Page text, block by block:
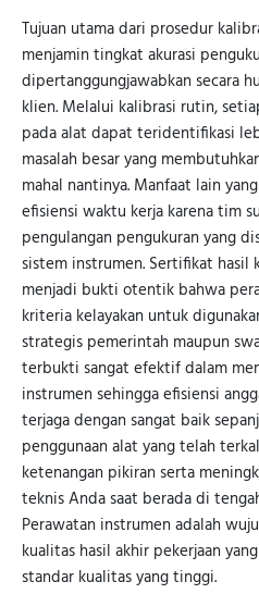
Tujuan utama dari prosedur
menjamin tingkat akurasi
dipertanggungjawabkan secara
klien. Melalui kalibrasi rutin,
pada alat dapat teridentifikasi
masalah besar yang
mahal nantinya. Manfaat lain
efisiensi waktu kerja karena tim
pengulangan pengukuran yang
sistem instrumen. Sertifikat
menjadi bukti otentik bahwa
kriteria kelayakan untuk
strategis pemerintah maupun
terbukti sangat efektif dalam
instrumen sehingga efisiensi
terjaga dengan sangat baik
penggunaan alat yang telah
ketenangan pikiran serta
teknis Anda saat berada di
Perawatan instrumen adalah
kualitas hasil akhir pekerjaan
standar kualitas yang tinggi.